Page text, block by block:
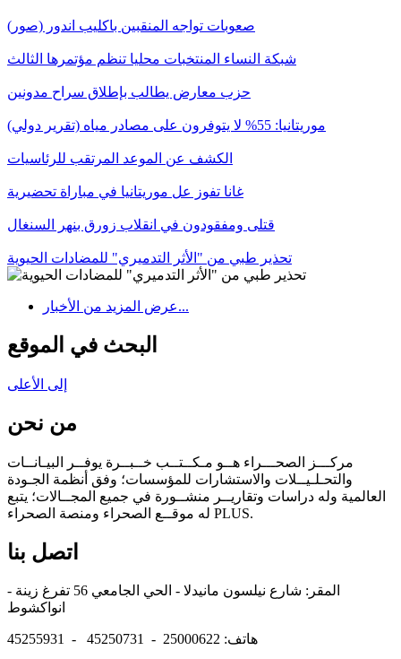
صعوبات تواجه المنقبين باكليب اندور (صور)
شبكة النساء المنتخبات محليا تنظم مؤتمرها الثالث
حزب معارض يطالب بإطلاق سراح مدونين
موريتانيا: 55% لا يتوفرون على مصادر مياه (تقرير دولي)
الكشف عن الموعد المرتقب للرئاسيات
غانا تفوز عل موريتانيا في مباراة تحضيرية
قتلى ومفقودون في انقلاب زورق بنهر السنغال
تحذير طبي من "الأثر التدميري" للمضادات الحيوية
عرض المزيد من الأخبار...
البحث في الموقع
إلى الأعلى
من نحن
مركـــز الصحـــراء هــو مـكــتــب خــبــرة يوفــر البيـانــات
والتحـلـيــلات والاستشارات للمؤسسات؛ وفق أنظمة الجـودة
العالمية وله دراسات وتقاريــر منشــورة في جميع المجــالات؛ يتبع
له موقــع الصحراء ومنصة الصحراء PLUS.
اتصل بنا
المقر: شارع نيلسون مانيدلا - الحي الجامعي 56 تفرغ زينة -
هاتف: 25000622 - 45250731 - 45255931